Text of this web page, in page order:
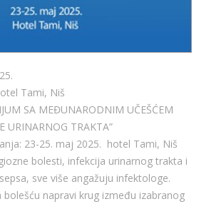
Tami, Niš
SA MEĐUNARODNIM UČEŠĆEM
URINARNOG TRAKTA”
23-25. maj 2025. hotel Tami, Niš
bolesti, infekcija urinarnog trakta i
sve više angažuju infektologe.
napravi krug između izabranog